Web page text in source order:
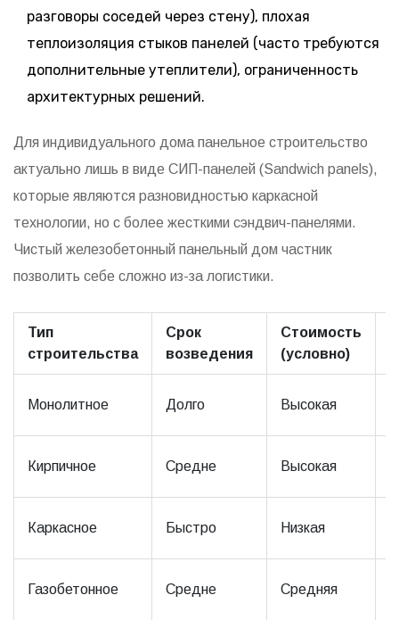
разговоры соседей через стену), плохая
теплоизоляция стыков панелей (часто требуются
дополнительные утеплители), ограниченность
архитектурных решений.
Для индивидуального дома панельное строительство
актуально лишь в виде СИП-панелей (Sandwich panels),
которые являются разновидностью каркасной
технологии, но с более жесткими сэндвич-панелями.
Чистый железобетонный панельный дом частник
позволить себе сложно из-за логистики.
Тип
строительства
Срок
возведения
Стоимость
(условно)
Монолитное Долго Высокая
Кирпичное Средне Высокая
Каркасное Быстро Низкая
Газобетонное Средне Средняя